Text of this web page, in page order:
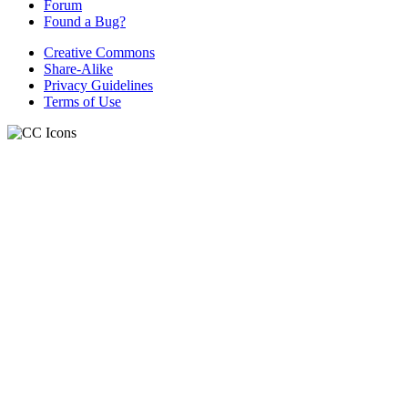
Forum
Found a Bug?
Creative Commons
Share-Alike
Privacy Guidelines
Terms of Use